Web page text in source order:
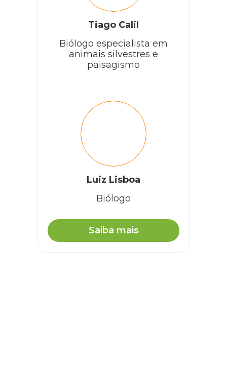
Tiago Calil
Biólogo especialista em
animais silvestres e
paisagismo
Luiz Lisboa
Biólogo
Saiba mais